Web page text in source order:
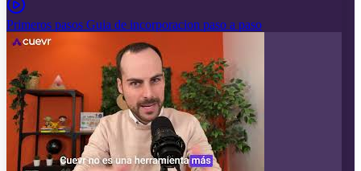
Primeros pasos Guia de incorporacion paso a paso